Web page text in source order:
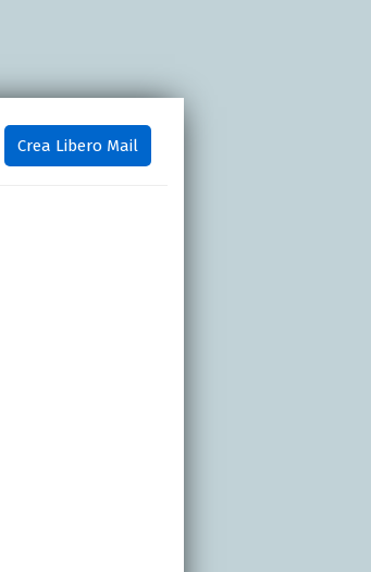
Crea Libero Mail